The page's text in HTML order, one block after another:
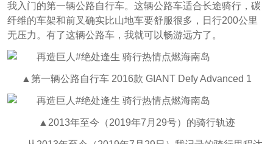
我入门的第一辆公路自行车。这辆公路车适合长途骑行，碳
纤维的车架和前叉确实比山地车要舒服很多，日行200公里
无压力。有了这辆公路车，我就可以畅游远方了。
▲第一辆公路自行车 2016款 GIANT Defy Advanced 1
▲2013年至今（2019年7月29号）的骑行轨迹